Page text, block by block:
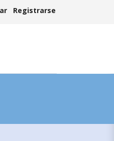
Registrarse